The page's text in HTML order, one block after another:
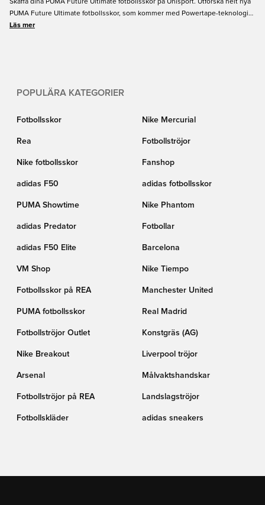
Skaffa dina PUMA Future Ultimate fotbollsskor på Unisport. Utforska helt nya
PUMA Future Ultimate fotbollsskor, som kommer med Powertape-teknologin
som visas upp i designen på ett fantastiskt sätt. Den ger en tajtare och mer
Läs mer
POPULÄRA KATEGORIER
Fotbollsskor Nike Mercurial
Rea Fotbollströjor
Nike fotbollsskor Fanshop
adidas F50 adidas fotbollsskor
PUMA Showtime Nike Phantom
adidas Predator Fotbollar
adidas F50 Elite Barcelona
VM Shop Nike Tiempo
Fotbollsskor på REA Manchester United
PUMA fotbollsskor Real Madrid
Fotbollströjor Outlet Konstgräs (AG)
Nike Breakout Liverpool tröjor
Arsenal Målvaktshandskar
Fotbollströjor på REA Landslagströjor
Fotbollskläder adidas sneakers